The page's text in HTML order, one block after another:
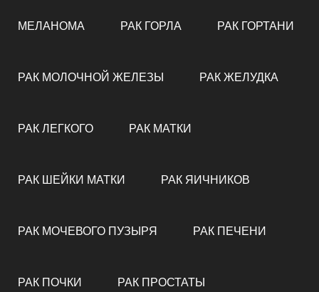
МЕЛАНОМА РАК ГОРЛА РАК ГОРТАНИ
РАК МОЛОЧНОЙ ЖЕЛЕЗЫ РАК ЖЕЛУДКА
РАК ЛЕГКОГО РАК МАТКИ
РАК ШЕЙКИ МАТКИ РАК ЯИЧНИКОВ
РАК МОЧЕВОГО ПУЗЫРЯ РАК ПЕЧЕНИ
РАК ПОЧКИ РАК ПРОСТАТЫ